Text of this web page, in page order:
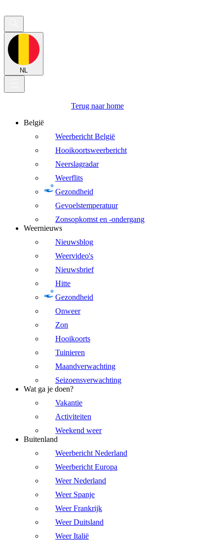
NL
Terug naar home
België
Weerbericht België
Hooikoortsweerbericht
Neerslagradar
Weerflits
Gezondheid
Gevoelstemperatuur
Zonsopkomst en -ondergang
Weernieuws
Nieuwsblog
Weervideo's
Nieuwsbrief
Hitte
Gezondheid
Onweer
Zon
Hooikoorts
Tuinieren
Maandverwachting
Seizoensverwachting
Wat ga je doen?
Vakantie
Activiteiten
Weekend weer
Buitenland
Weerbericht Nederland
Weerbericht Europa
Weer Nederland
Weer Spanje
Weer Frankrijk
Weer Duitsland
Weer Italië